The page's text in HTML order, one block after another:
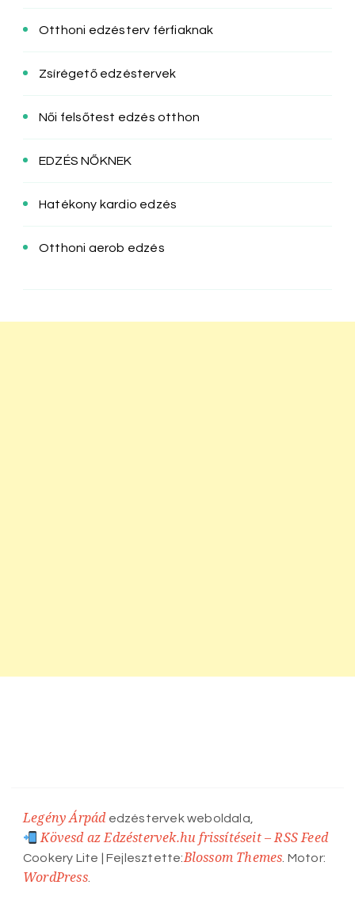
Otthoni edzésterv férfiaknak
Zsírégető edzéstervek
Női felsőtest edzés otthon
EDZÉS NŐKNEK
Hatékony kardio edzés
Otthoni aerob edzés
Legény Árpád edzéstervek weboldala,
Kövesd az Edzéstervek.hu frissítéseit – RSS Feed
Cookery Lite | Fejlesztette:Blossom Themes. Motor:
WordPress.